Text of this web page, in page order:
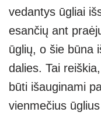
vedantys ūgliai
esančių ant
ūglių, o šie būna
dalies. Tai
būti išauginami
vienmečius